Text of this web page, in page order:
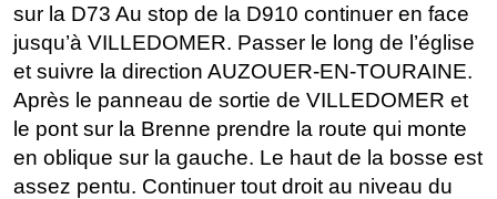
sur la D73 Au stop de la D910 continuer en face
jusqu’à VILLEDOMER. Passer le long de l’église
et suivre la direction AUZOUER-EN-TOURAINE.
Après le panneau de sortie de VILLEDOMER et
le pont sur la Brenne prendre la route qui monte
en oblique sur la gauche. Le haut de la bosse est
assez pentu. Continuer tout droit au niveau du